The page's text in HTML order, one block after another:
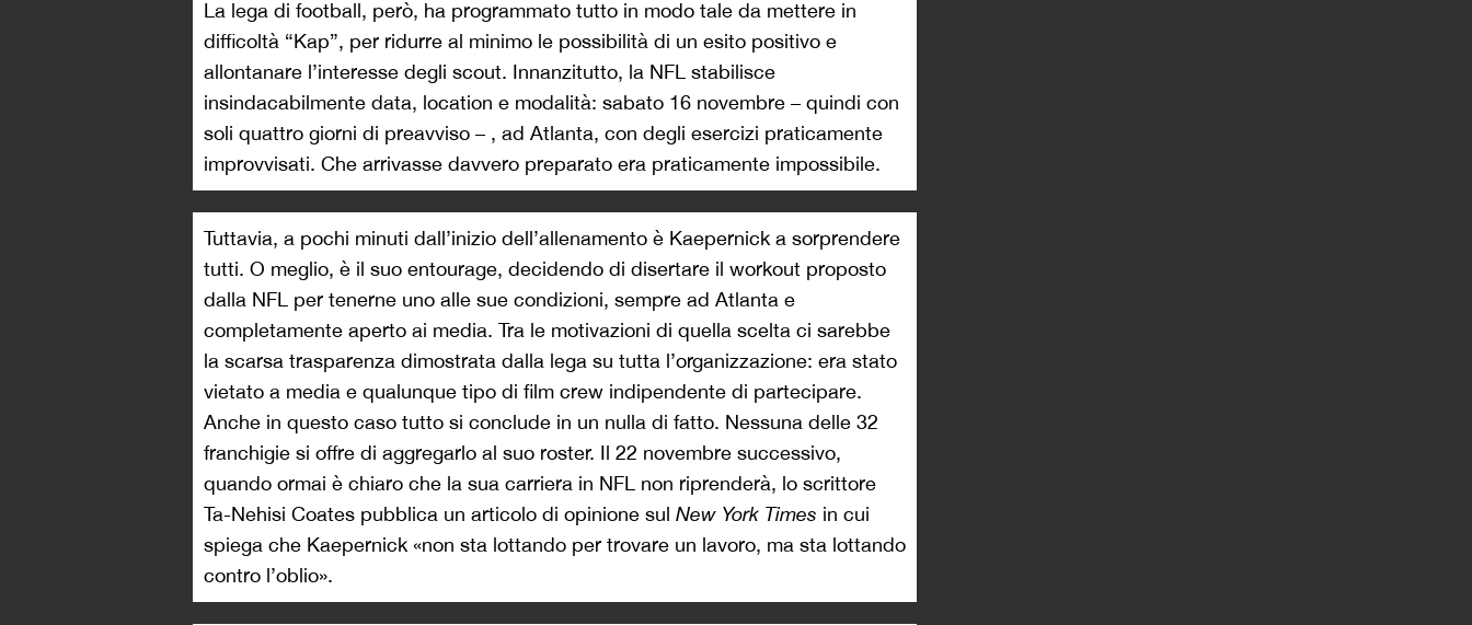
La lega di football, però, ha programmato tutto in modo tale da mettere in
difficoltà “Kap”, per ridurre al minimo le possibilità di un esito positivo e
allontanare l’interesse degli scout. Innanzitutto, la NFL stabilisce
insindacabilmente data, location e modalità: sabato 16 novembre – quindi con
soli quattro giorni di preavviso – , ad Atlanta, con degli esercizi praticamente
improvvisati. Che arrivasse davvero preparato era praticamente impossibile.
Tuttavia, a pochi minuti dall’inizio dell’allenamento è Kaepernick a sorprendere
tutti. O meglio, è il suo entourage, decidendo di disertare il workout proposto
dalla NFL per tenerne uno alle sue condizioni, sempre ad Atlanta e
completamente aperto ai media. Tra le motivazioni di quella scelta ci sarebbe
la scarsa trasparenza dimostrata dalla lega su tutta l’organizzazione: era stato
vietato a media e qualunque tipo di film crew indipendente di partecipare.
Anche in questo caso tutto si conclude in un nulla di fatto. Nessuna delle 32
franchigie si offre di aggregarlo al suo roster. Il 22 novembre successivo,
quando ormai è chiaro che la sua carriera in NFL non riprenderà, lo scrittore
Ta-Nehisi Coates pubblica un articolo di opinione sul New York Times in cui
spiega che Kaepernick «non sta lottando per trovare un lavoro, ma sta lottando
contro l’oblio».